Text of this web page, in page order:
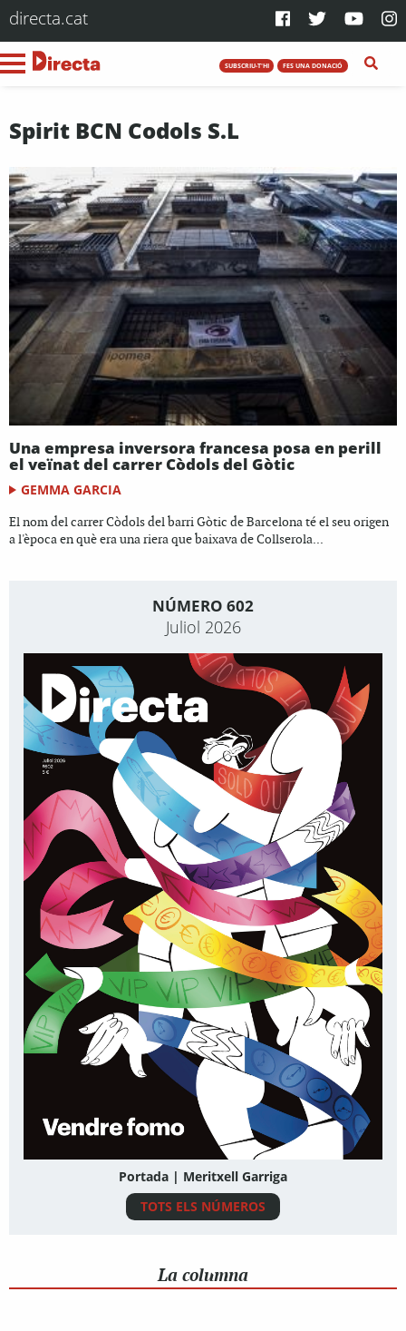
directa.cat
SUBSCRIU-T'HI FES UNA DONACIÓ
Spirit BCN Codols S.L
Una empresa inversora francesa posa en perill
el veïnat del carrer Còdols del Gòtic
GEMMA GARCIA
El nom del carrer Còdols del barri Gòtic de Barcelona té el seu origen
a l'època en què era una riera que baixava de Collserola...
NÚMERO 602
Juliol 2026
Portada | Meritxell Garriga
TOTS ELS NÚMEROS
La columna